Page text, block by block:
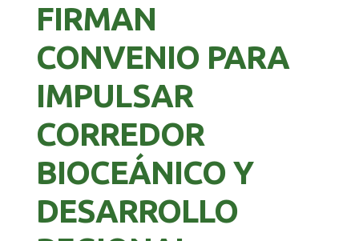
FIRMAN
CONVENIO PARA
IMPULSAR
CORREDOR
BIOCEÁNICO Y
DESARROLLO